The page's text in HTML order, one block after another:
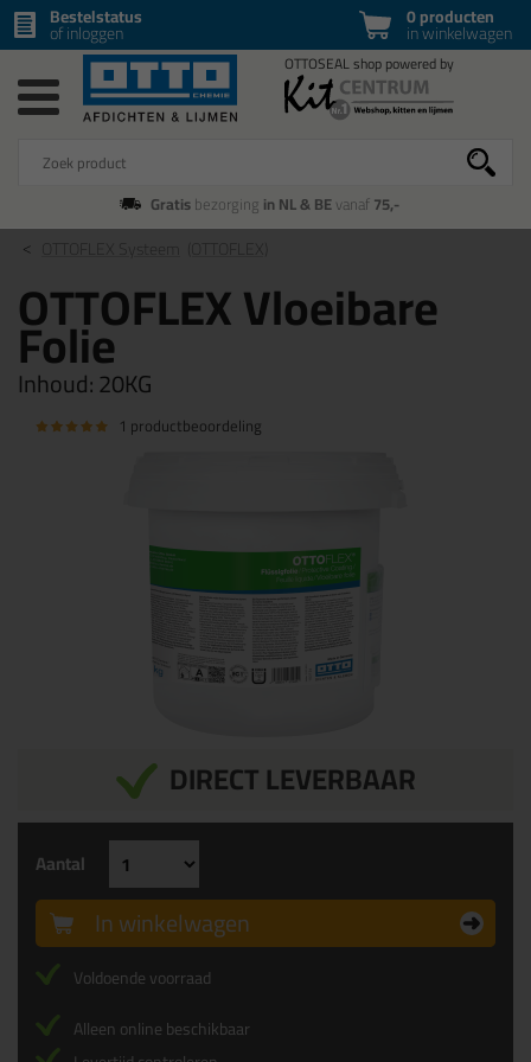
0 producten
in winkelwagen
Bestelstatus
of inloggen
Gratisbezorging in NL & BEvanaf75,-
OTTOFLEX Vloeibare
Folie
Inhoud:20KG
1 productbeoordeling
DIRECT LEVERBAAR
Aantal
In winkelwagen
Voldoende voorraad
Alleen online beschikbaar